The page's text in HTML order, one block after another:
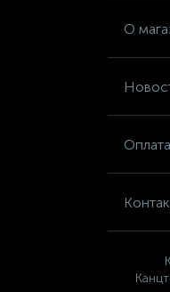
О
Шкафы для
Шкафы
Шкафы
Школьная
Ящики для